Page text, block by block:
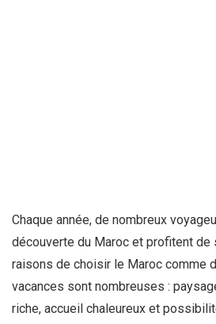
Chaque année, de nombreux
découverte du Maroc et profitent
raisons de choisir le Maroc comme
vacances sont nombreuses :
riche, accueil chaleureux et